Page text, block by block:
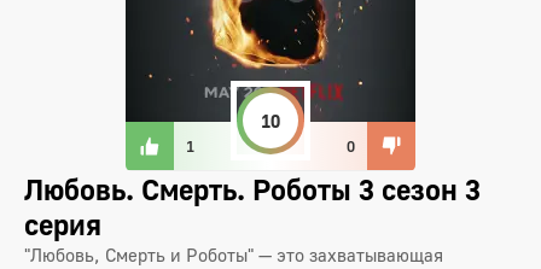
1
10
0
Любовь. Смерть. Роботы 3 сезон 3
серия
"Любовь, Смерть и Роботы" — это захватывающая